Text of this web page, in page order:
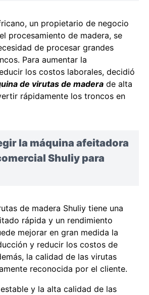
un propietario de negocio
procesamiento de madera, se
de procesar grandes
Para aumentar la
los costos laborales, decidió
de virutas de madera de alta
rápidamente los troncos en
la máquina afeitadora
Shuliy para
de madera Shuliy tiene una
rápida y un rendimiento
mejorar en gran medida la
y reducir los costos de
la calidad de las virutas
reconocida por el cliente.
y la alta calidad de las